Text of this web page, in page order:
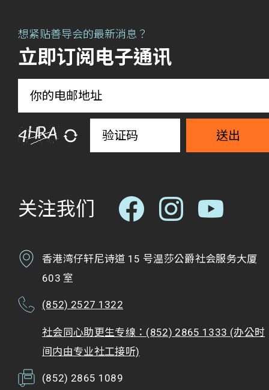
想紧贴善导会的最新消息？
立即订阅电子通讯
送出
关注我们
香港湾仔轩尼诗道 15 号温莎公爵社会服务大厦
603 室
(852) 2527 1322
社会同心助更生专缐：(852) 2865 1333 (办公时
间内由专业社工接听)
(852) 2865 1089